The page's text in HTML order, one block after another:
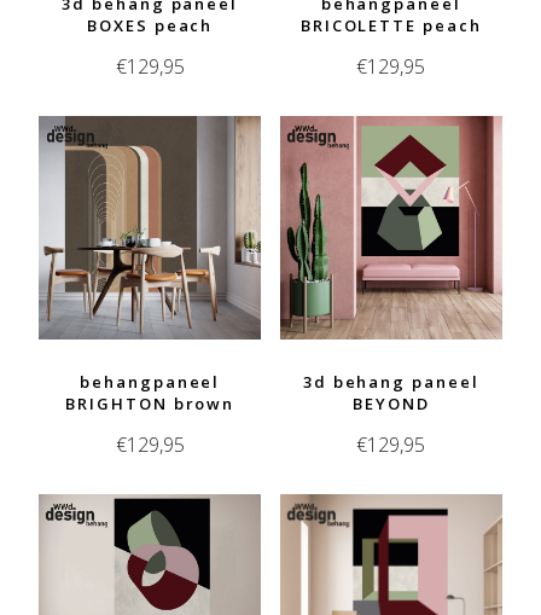
BOXES peach
€129,95
BRICOLETTE peach
€129,95
behangpaneel
BRIGHTON brown
€129,95
3d behang paneel
BEYOND
€129,95